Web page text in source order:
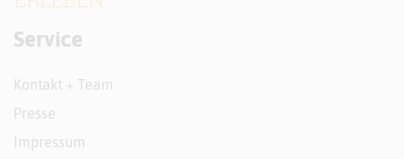
Service
Kontakt + Team
Presse
Impressum